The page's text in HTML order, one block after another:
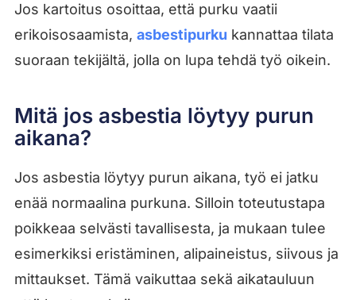
Jos kartoitus osoittaa, että purku vaatii
erikoisosaamista, asbestipurku kannattaa tilata
suoraan tekijältä, jolla on lupa tehdä työ oikein.
Mitä jos asbestia löytyy purun
aikana?
Jos asbestia löytyy purun aikana, työ ei jatku
enää normaalina purkuna. Silloin toteutustapa
poikkeaa selvästi tavallisesta, ja mukaan tulee
esimerkiksi eristäminen, alipaineistus, siivous ja
mittaukset. Tämä vaikuttaa sekä aikatauluun